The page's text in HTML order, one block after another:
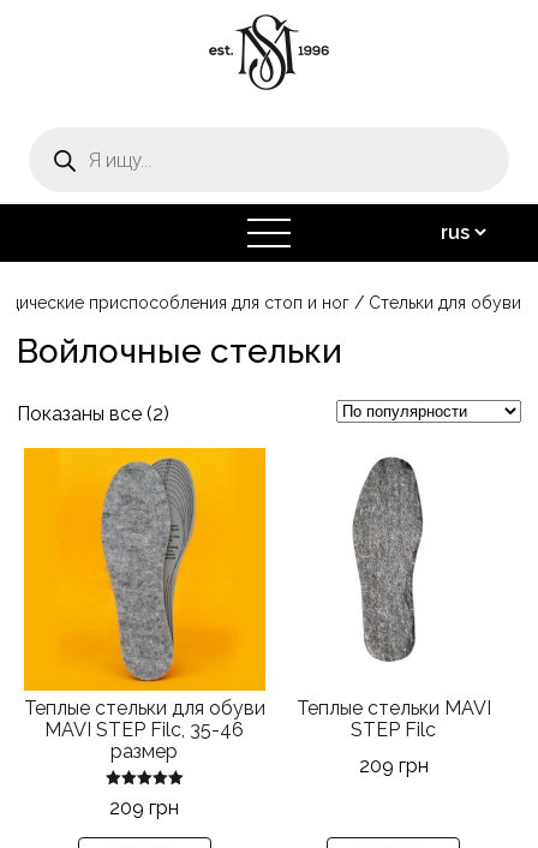
товаров
открыть
меню
приспособления для стоп и ног / Стельки для обуви
Войлочные стельки
Показаны все (2)
популярности
Теплые стельки для обуви
MAVI STEP Filc, 35-46
размер
5.00
209грн
Теплые стельки MAVI
STEP Filc
209 грн
несколько
вариаций.
странице